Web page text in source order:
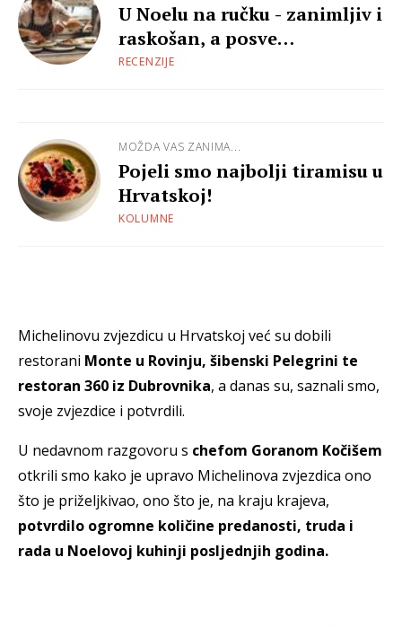
U Noelu na ručku - zanimljiv i
raskošan, a posve
pristupačan
RECENZIJE
MOŽDA VAS ZANIMA...
Pojeli smo najbolji tiramisu u
Hrvatskoj!
KOLUMNE
Michelinovu zvjezdicu u Hrvatskoj već su dobili
restorani Monte u Rovinju, šibenski Pelegrini te
restoran 360 iz Dubrovnika, a danas su, saznali smo,
svoje zvjezdice i potvrdili.
U nedavnom razgovoru s chefom Goranom Kočišem
otkrili smo kako je upravo Michelinova zvjezdica ono
što je priželjkivao, ono što je, na kraju krajeva,
potvrdilo ogromne količine predanosti, truda i
rada u Noelovoj kuhinji posljednjih godina.